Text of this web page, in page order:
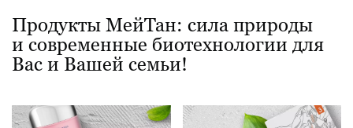
Продукты МейТан: сила природы
и современные биотехнологии для
Вас и Вашей семьи!